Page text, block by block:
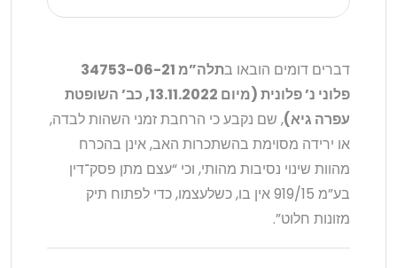
דברים דומים הובאו ב
תלה”מ 34753-06-21
פלוני נ’ פלונית (מיום 13.11.2022, כב’ השופטת
עפרה גיא), שם נקבע כי הרחבת זמני השהות לבדה,
או ירידה מסוימת בהשתכרות האב, אינן בהכרח
מהוות שינוי נסיבות מהותי, וכי “עצם מתן פסק־דין
בע”מ 919/15 אין בו, כשלעצמו, כדי לפתוח תיק
מזונות חלוט”.